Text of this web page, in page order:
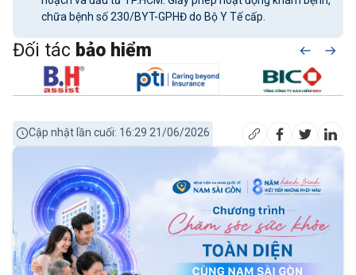
chữa bệnh số 230/BYT-GPHĐ do Bộ Y Tế cấp.
Đối tác bảo hiểm
Cập nhật lần cuối: 16:29 21/06/2026